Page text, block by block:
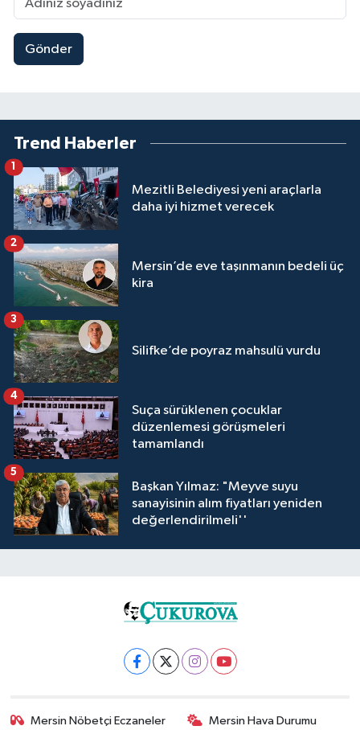
Gönder
Trend Haberler
Mezitli Belediyesi yeni araçlarla
daha iyi hizmet verecek
1
Mersin’de eve taşınmanın bedeli üç
kira
2
Silifke’de poyraz mahsulü vurdu
3
Suça sürüklenen çocuklar
düzenlemesi görüşmeleri
tamamlandı
4
Başkan Yılmaz: "Meyve suyu
sanayisinin alım fiyatları yeniden
değerlendirilmeli''
5
Mersin Nöbetçi Eczaneler Mersin Hava Durumu